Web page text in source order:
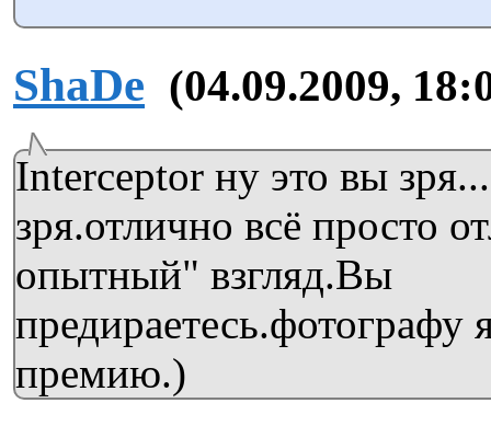
ShaDe (04.09.2009,
Interceptor ну это вы
зря.отлично всё просто
опытный" взгляд.Вы
предираетесь.фотографу
премию.)